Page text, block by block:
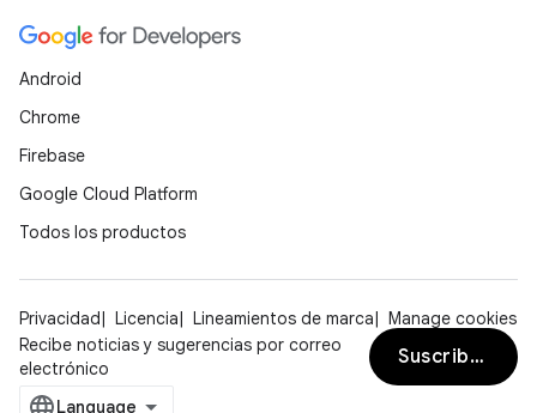
Android
Chrome
Firebase
Google Cloud Platform
Todos los productos
Privacidad Licencia Lineamientos de marca
Manage cookies
Recibe noticias y sugerencias por correo
electrónico
Suscribirse